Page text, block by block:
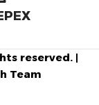
reserved. |
Team